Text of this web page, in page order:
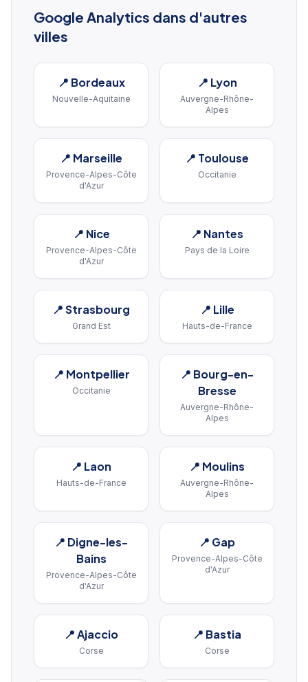
Google Analytics dans d'autres
villes
📍 Bordeaux
Nouvelle-Aquitaine
📍 Lyon
Auvergne-Rhône-
Alpes
📍 Marseille
Provence-Alpes-Côte
d'Azur
📍 Toulouse
Occitanie
📍 Nice
Provence-Alpes-Côte
d'Azur
📍 Nantes
Pays de la Loire
📍Strasbourg
Grand Est
📍 Lille
Hauts-de-France
📍 Montpellier
Occitanie
📍 Bourg-en-
Bresse
Auvergne-Rhône-
Alpes
📍 Laon
Hauts-de-France
📍 Moulins
Auvergne-Rhône-
Alpes
📍 Digne-les-
Bains
Provence-Alpes-Côte
d'Azur
📍 Gap
Provence-Alpes-Côte
d'Azur
📍Ajaccio
Corse
📍 Bastia
Corse